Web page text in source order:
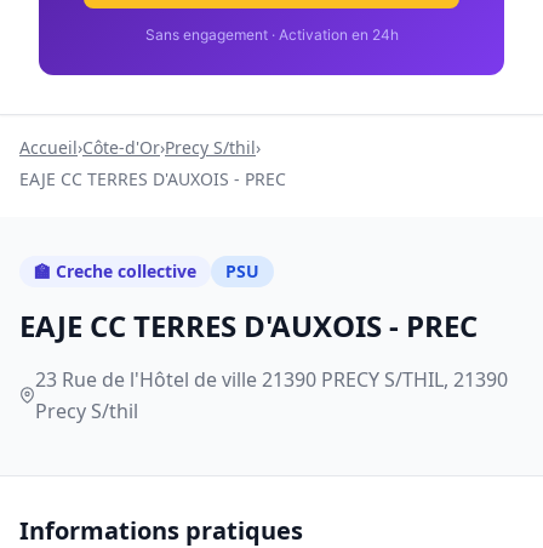
Sans engagement · Activation en 24h
Accueil›Côte-d'Or›Precy S/thil›
EAJE CC TERRES D'AUXOIS - PREC
🏫 Creche collective PSU
EAJE CC TERRES D'AUXOIS - PREC
23 Rue de l'Hôtel de ville 21390 PRECY S/THIL, 21390
Precy S/thil
Informations pratiques